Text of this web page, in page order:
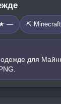
— ⛏️ Minecraft
для